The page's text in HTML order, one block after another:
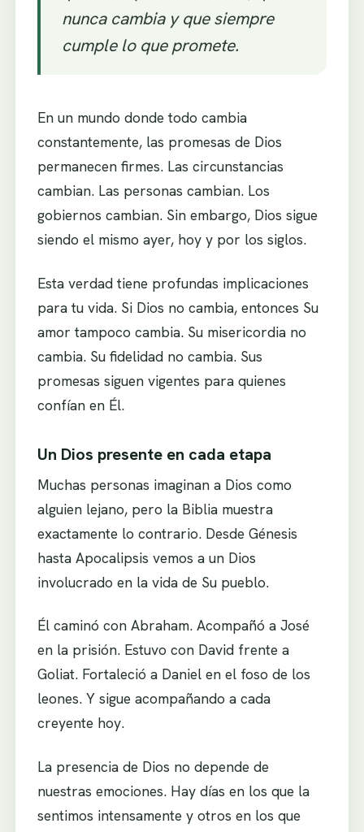
nunca cambia y que siempre
cumple lo que promete.
En un mundo donde todo cambia
constantemente, las promesas de Dios
permanecen firmes. Las circunstancias
cambian. Las personas cambian. Los
gobiernos cambian. Sin embargo, Dios sigue
siendo el mismo ayer, hoy y por los siglos.
Esta verdad tiene profundas implicaciones
para tu vida. Si Dios no cambia, entonces Su
amor tampoco cambia. Su misericordia no
cambia. Su fidelidad no cambia. Sus
promesas siguen vigentes para quienes
confían en Él.
Un Dios presente en cada etapa
Muchas personas imaginan a Dios como
alguien lejano, pero la Biblia muestra
exactamente lo contrario. Desde Génesis
hasta Apocalipsis vemos a un Dios
involucrado en la vida de Su pueblo.
Él caminó con Abraham. Acompañó a José
en la prisión. Estuvo con David frente a
Goliat. Fortaleció a Daniel en el foso de los
leones. Y sigue acompañando a cada
creyente hoy.
La presencia de Dios no depende de
nuestras emociones. Hay días en los que la
sentimos intensamente y otros en los que